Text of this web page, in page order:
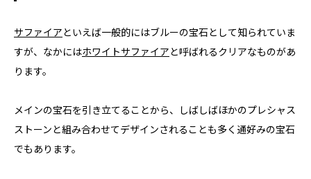
サファイアといえば一般的にはブルーの宝石として知られていま
すが、なかにはホワイトサファイアと呼ばれるクリアなものがあ
ります。
メインの宝石を引き立てることから、しばしばほかのプレシャス
ストーンと組み合わせてデザインされることも多く通好みの宝石
でもあります。